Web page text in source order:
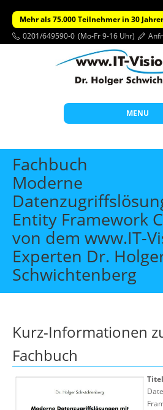
Mehr als 75.000 Teilnehmer in 30
0201/649590-0 (Mo-Fr 9-16 Uhr)
MENU
Start
Themen
Beratung
Individuelle Schulungen
Offene Seminare
Wissen
Über uns
Fachbuch
Moderne
Entity Framework
von dem www.IT-
Experten Dr.
Schwichtenberg
Kurz-Informationen
Fachbuch